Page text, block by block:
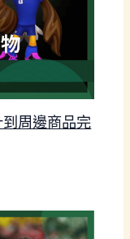
周邊商品完